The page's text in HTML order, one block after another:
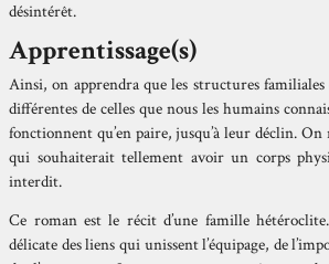
désintérêt.
Apprentissage(s)
Ainsi, on apprendra que les structures familiales
différentes de celles que nous les humains
fonctionnent qu’en paire, jusqu’à leur déclin.
qui souhaiterait tellement avoir un corps
interdit.
Ce roman est le récit d’une famille
délicate des liens qui unissent l’équipage, de